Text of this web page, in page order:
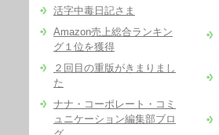
活字中毒日記さま
Amazon売上総合ランキン
グ１位を獲得
２回目の重版がきまりまし
た
ナナ・コーポレート・コミ
ュニケーション編集部ブロ